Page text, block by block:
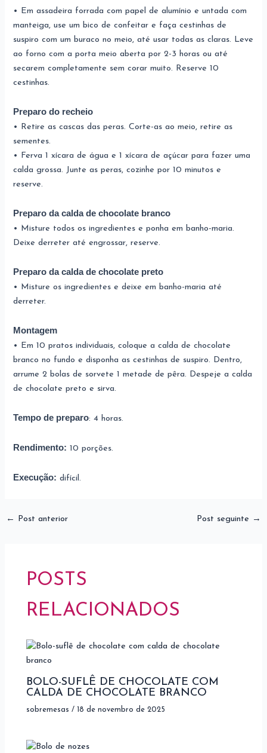
• Em assadeira forrada com papel de alumínio e untada com
manteiga, use um bico de confeitar e faça cestinhas de
suspiro com um buraco no meio, até usar todas as claras. Leve
ao forno com a porta meio aberta por 2-3 horas ou até
secarem completamente sem corar muito. Reserve 10
cestinhas.
Preparo do recheio
• Retire as cascas das peras. Corte-as ao meio, retire as
sementes.
• Ferva 1 xícara de água e 1 xícara de açúcar para fazer uma
calda grossa. Junte as peras, cozinhe por 10 minutos e
reserve.
Preparo da calda de chocolate branco
• Misture todos os ingredientes e ponha em banho-maria.
Deixe derreter até engrossar, reserve.
Preparo da calda de chocolate preto
• Misture os ingredientes e deixe em banho-maria até
derreter.
Montagem
• Em 10 pratos individuais, coloque a calda de chocolate
branco no fundo e disponha as cestinhas de suspiro. Dentro,
arrume 2 bolas de sorvete 1 metade de pêra. Despeje a calda
de chocolate preto e sirva.
Tempo de preparo: 4 horas.
Rendimento: 10 porções.
Execução: difícil.
← Post anterior Post seguinte →
POSTS
RELACIONADOS
BOLO-SUFLÊ DE CHOCOLATE COM
CALDA DE CHOCOLATE BRANCO
sobremesas /18 de novembro de 2025